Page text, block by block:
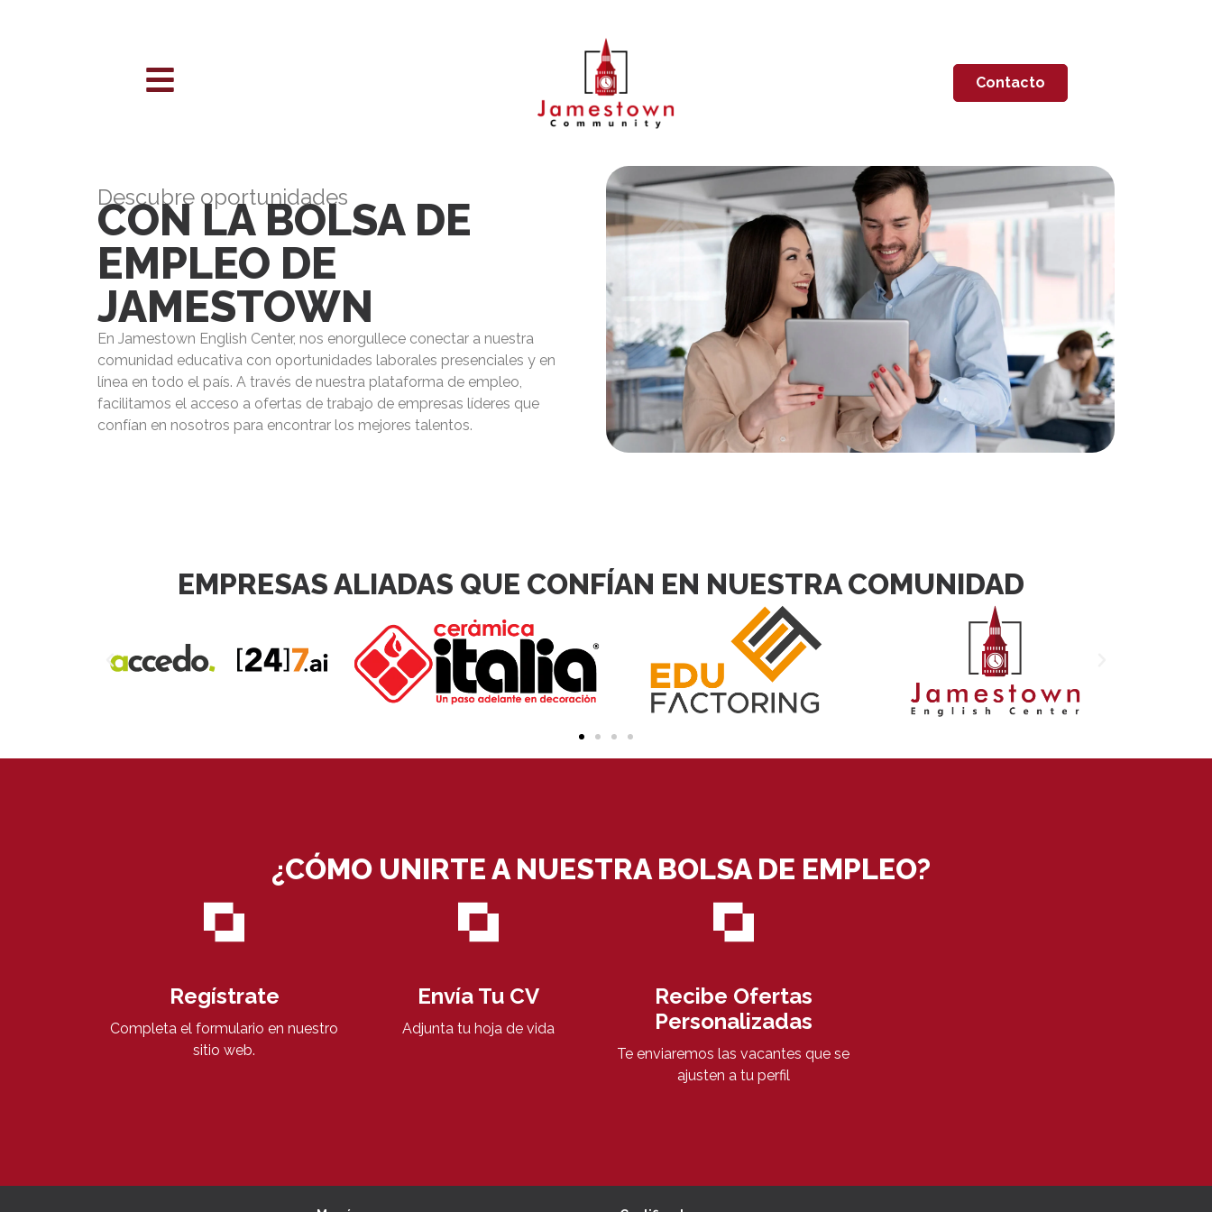
Contacto
Descubre oportunidades
CON LA BOLSA DE
EMPLEO DE
JAMESTOWN
En Jamestown English Center, nos enorgullece conectar a nuestra
comunidad educativa con oportunidades laborales presenciales y en
línea en todo el país. A través de nuestra plataforma de empleo,
facilitamos el acceso a ofertas de trabajo de empresas líderes que
confían en nosotros para encontrar los mejores talentos.
EMPRESAS ALIADAS QUE CONFÍAN EN NUESTRA COMUNIDAD
¿CÓMO UNIRTE A NUESTRA BOLSA DE EMPLEO?
Regístrate
Completa el formulario en nuestro
sitio web.
Envía Tu CV
Adjunta tu hoja de vida
Recibe Ofertas
Personalizadas
Te enviaremos las vacantes que se
ajusten a tu perfil